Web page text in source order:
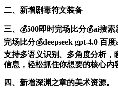
二、新增剧毒符文装备
三、💰500即时完场比分💰ai搜
完场比分💰deepseek gpt-4.0 百
支持多语义识别、多角度分析，
信息，轻松抓住你想要的核心内
四、新增深渊之章的美术资源。